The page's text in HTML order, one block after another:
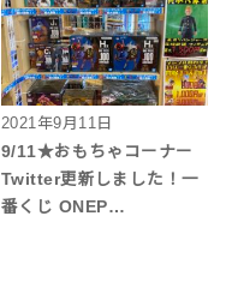
2021年9月11日
9/11★おもちゃコーナー
Twitter更新しました！一
番くじ ONEP…